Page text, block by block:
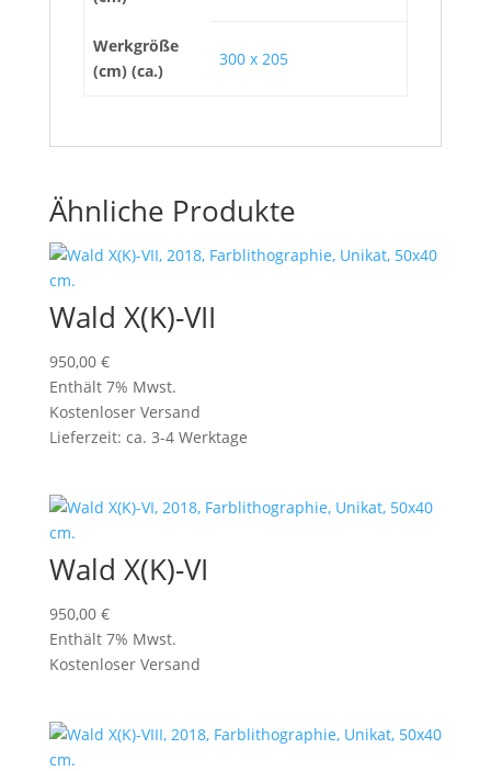
Werkgröße
(cm) (ca.)
300 x 205
Ähnliche Produkte
Wald X(K)-VII
950,00 €
Enthält 7% Mwst.
Kostenloser Versand
Lieferzeit: ca. 3-4 Werktage
Wald X(K)-VI
950,00 €
Enthält 7% Mwst.
Kostenloser Versand